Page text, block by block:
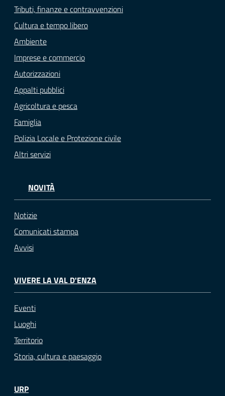
Tributi, finanze e contravvenzioni
Cultura e tempo libero
Ambiente
Imprese e commercio
Autorizzazioni
Appalti pubblici
Agricoltura e pesca
Famiglia
Polizia Locale e Protezione civile
Altri servizi
NOVITÀ
Notizie
Comunicati stampa
Avvisi
VIVERE LA VAL D'ENZA
Eventi
Luoghi
Territorio
Storia, cultura e paesaggio
URP